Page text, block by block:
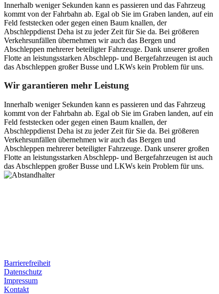
Innerhalb weniger Sekunden kann es passieren und das Fahrzeug
kommt von der Fahrbahn ab. Egal ob Sie im Graben landen, auf ein
Feld feststecken oder gegen einen Baum knallen, der
Abschleppdienst Deha ist zu jeder Zeit für Sie da. Bei größeren
Verkehrsunfällen übernehmen wir auch das Bergen und
Abschleppen mehrerer beteiligter Fahrzeuge. Dank unserer großen
Flotte an leistungsstarken Abschlepp- und Bergefahrzeugen ist auch
das Abschleppen großer Busse und LKWs kein Problem für uns.
Wir garantieren mehr Leistung
Innerhalb weniger Sekunden kann es passieren und das Fahrzeug
kommt von der Fahrbahn ab. Egal ob Sie im Graben landen, auf ein
Feld feststecken oder gegen einen Baum knallen, der
Abschleppdienst Deha ist zu jeder Zeit für Sie da. Bei größeren
Verkehrsunfällen übernehmen wir auch das Bergen und
Abschleppen mehrerer beteiligter Fahrzeuge. Dank unserer großen
Flotte an leistungsstarken Abschlepp- und Bergefahrzeugen ist auch
das Abschleppen großer Busse und LKWs kein Problem für uns.
Barrierefreiheit
Datenschutz
Impressum
Kontakt